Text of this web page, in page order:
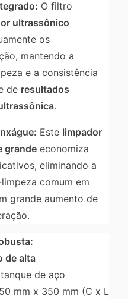
O filtro
ultrassônico
os
mantendo a
e a consistência
de resultados
.
Este limpador
grande economiza
eliminando a
comum em
grande aumento de
de alta
de aço
mm x 350 mm (C x L